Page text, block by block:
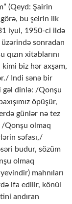
(Qeyd: Şairin
bu şeirin ilk
iyul, 1950-ci ildə
üzərində sonradan
xitablarını
biz hər axşam,
Indi sənə bir
gəl dinlə: /Qonşu
öpüşür,
günlər nə tez
Qonşu olmaq
səfası,/
budur, sözüm
olmaq
mahnıları
ifa edilir, könül
andıran